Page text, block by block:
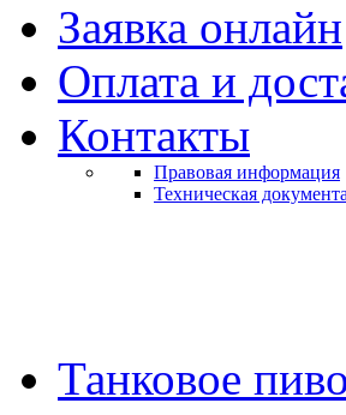
Заявка онлайн
Оплата и
Контакты
Правовая информация
Техническая
Танковое пиво